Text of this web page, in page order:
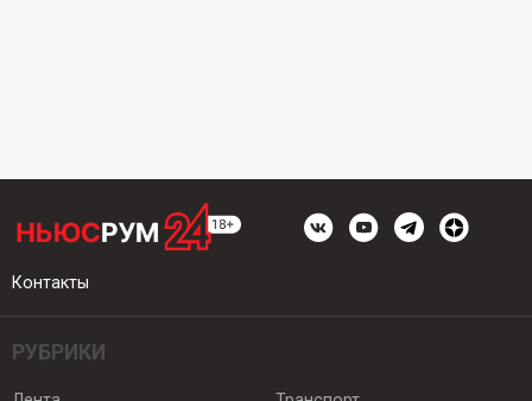
Контакты
РУБРИКИ